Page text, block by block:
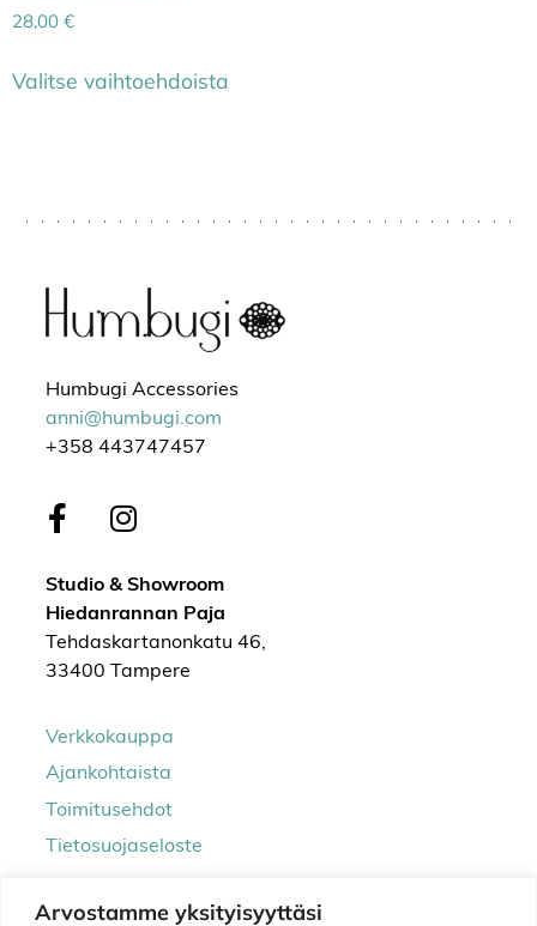
Arvostamme yksityisyyttäsi
28,00 €
Valitse vaihtoehdoista
Humbugi Accessories
anni@humbugi.com
+358 443747457
Studio & Showroom
Hiedanrannan Paja
Tehdaskartanonkatu 46,
33400 Tampere
Verkkokauppa
Ajankohtaista
Toimitusehdot
Tietosuojaseloste